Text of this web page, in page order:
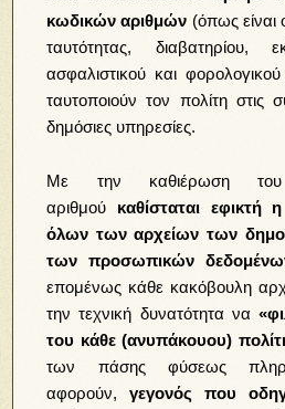
κωδικών αριθμών (όπως είναι
ταυτότητας, διαβατηρίου,
ασφαλιστικού και
ταυτοποιούν τον πολίτη στις
δημόσιες υπηρεσίες.
Με την καθιέρωση του
αριθμού καθίσταται εφικτή
όλων των αρχείων των
των προσωπικών
επομένως κάθε κακόβουλη
την τεχνική δυνατότητα να
του κάθε (ανυπάκουου)
των πάσης φύσεως
αφορούν,γεγονός που